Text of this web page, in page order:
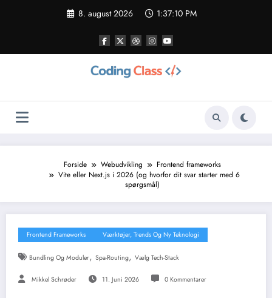
8. august 2026 1:37:11 PM
Forside Webudvikling
Frontend frameworks
Vite eller Next.js i 2026 (og hvorfor dit svar starter med 6
spørgsmål)
Frontend Frameworks Værktøjer, Trends Og Ny Teknologi
Bundling Og Moduler, Spa-Routing, Vælg Tech-Stack
Mikkel Schrøder 11. Juni 2026 0 Kommentarer